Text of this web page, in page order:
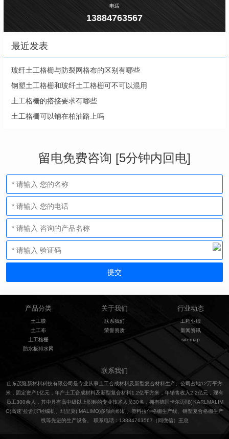
电话
13884763567
最近发表
玻纤土工格栅与防裂网格布的区别有哪些
钢塑土工格栅和玻纤土工格栅可不可以混用
土工格栅的搭接要求有哪些
土工格栅可以铺在柏油路上吗
留电免费咨询 [5分钟内回电]
产品分类
土工膜
土工布
土工格栅
防水板排水网
关于我们
联系我们
荣誉资质
行业动态
工程业绩
新闻资讯
sitemap
联系我们
山东茂隆新材料科技有限公司是专业从事土工合成材料及新型复合材料生产。公司占地12万平方
米，固定资产1亿元，年产土工合成材料及新型复合材料1.2亿平方米，年销售收入2.2亿元，现有
员工300余人，其中具有高中级以上职称的专业技术人员30名，拥有德国卡尔迈耶( KARLMALIM
O)高速“拉舍尔”经编机、玛里莫( MALIMO)多轴向织机、塑料拉伸格栅生产线、钢塑复合格栅生产
线等先进的生产设备。 联系电话：13884763567（同微信）王总